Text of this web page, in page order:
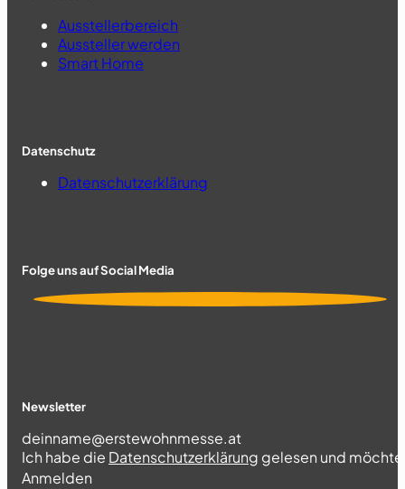
Ausstellerbereich
Aussteller werden
Smart Home
Datenschutz
Datenschutzerklärung
Folge uns auf Social Media
Newsletter
Section
Ich habe die Datenschutzerklärung gelesen und
Abschnitt
Anmelden